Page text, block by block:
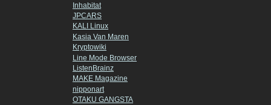
Inhabitat
JPCARS
KALI Linux
Kasia Van Maren
Kryptowiki
Line Mode Browser
ListenBrainz
MAKE Magazine
nipponart
OTAKU GANGSTA